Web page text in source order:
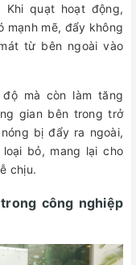
Khi quạt hoạt động,
mạnh mẽ, đẩy không
từ bên ngoài vào
mà còn làm tăng
gian bên trong trở
bị đẩy ra ngoài,
bỏ, mang lại cho
chịu.
công nghiệp